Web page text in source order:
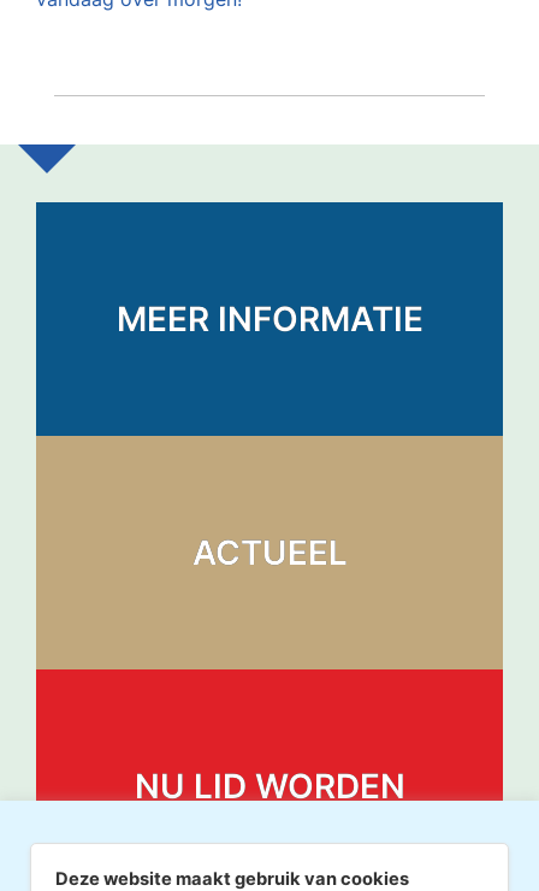
MEER INFORMATIE
ACTUEEL
NU LID WORDEN
Deze website maakt gebruik van cookies